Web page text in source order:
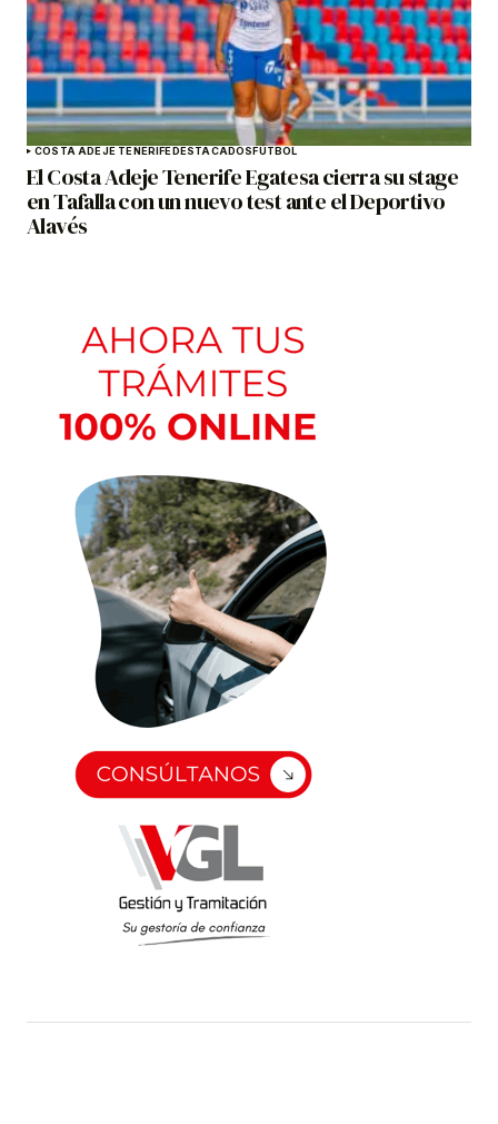
COSTA ADEJE TENERIFEDESTACADOSFÚTBOL
El Costa Adeje Tenerife Egatesa cierra su stage
en Tafalla con un nuevo test ante el Deportivo
Alavés